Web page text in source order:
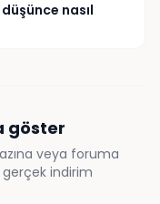
nasıl
göster
veya foruma
indirim